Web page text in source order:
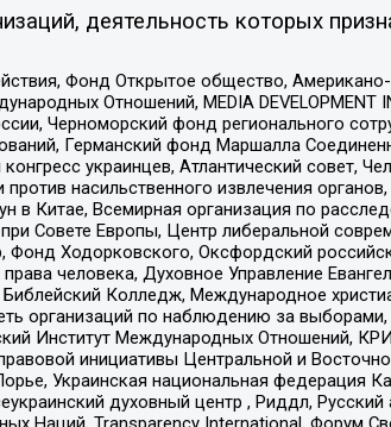
деятельность которых
Фонд Открытое общество,
Отношений, MEDIA DEVELOPMENT
Черноморский фонд регионального
Германский фонд Маршалла
украинцев, Атлантический совет,
насильственного извлечения
в Китае, Всемирная организация по
Совете Европы, Центр либеральной
Фонд Ходорковского, Оксфордский
человека, Духовное Управление
Колледж, Международное
организаций по наблюдению за
Институт Международных Отношений,
инициативы Центральной и
Украинская национальная федерация
духовный центр , Риддл, Русский